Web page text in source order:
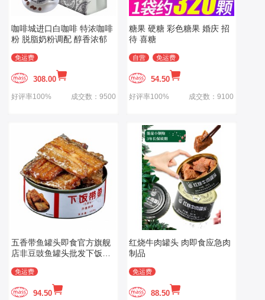
咖啡城进口白咖啡 特浓咖啡
粉 脱脂奶粉调配 醇香浓郁
免运费
308.00
好评率100% 成交数：9500
糖果 硬糖 彩色糖果 婚庆 招
待 喜糖
自营 免运费
54.50
好评率100% 成交数：9100
五香带鱼罐头即食官方旗舰
店非豆豉鱼罐头批发下饭菜
免运费
94.50
红烧牛肉罐头 肉即食应急肉
制品
免运费
88.50